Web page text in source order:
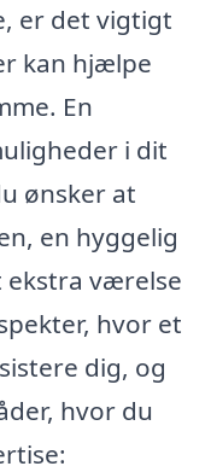
er det vigtigt
kan hjælpe
En
i dit
ønsker at
en hyggelig
ekstra værelse
hvor et
dig, og
hvor du